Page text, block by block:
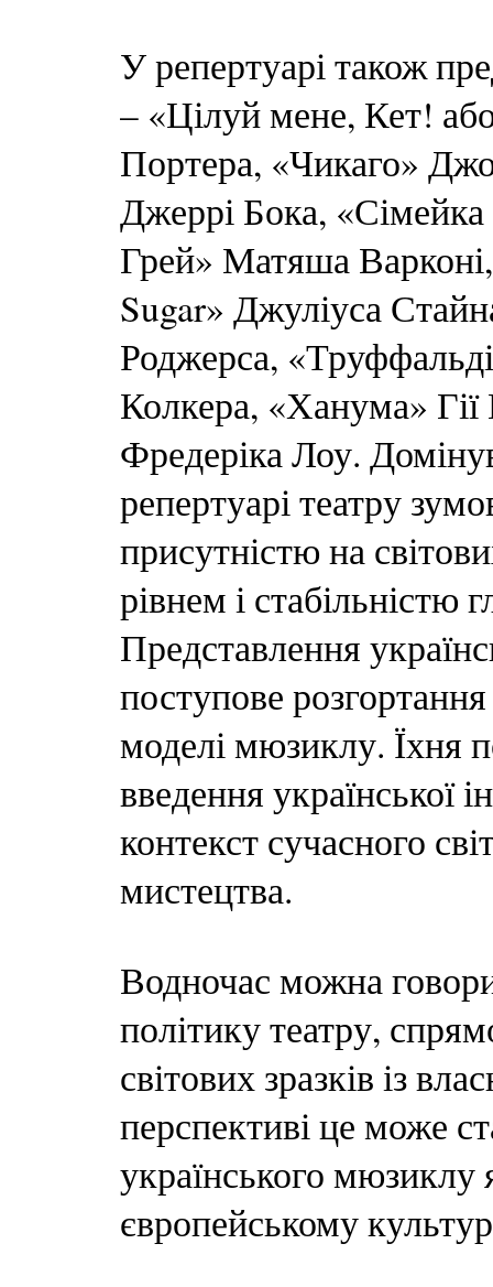
У репертуарі також
– «Цілуй мене, Кет!
Портера, «Чикаго»
Джеррі Бока,
Грей» Матяша Варконі,
Sugar» Джуліуса
Роджерса,
Колкера, «Ханума» Гії
Фредеріка Лоу.
репертуарі театру
присутністю на
рівнем і стабільністю
Представлення
поступове
моделі мюзиклу. Їхня
введення української
контекст сучасного
мистецтва.
Водночас можна
політику театру,
світових зразків із
перспективі це може
українського
європейському